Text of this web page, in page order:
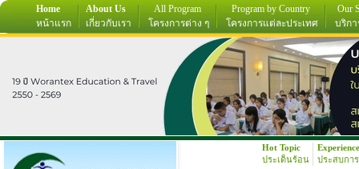
Home
หน้าแรก
About Us
เกี่ยวกับเรา
All Program
โครงการต่าง ๆ
Program by Country
โครงการแต่ละประเทศ
Our
บริกา
Hot Topic
ประเด็นร้อน
Experience
ประสบกา